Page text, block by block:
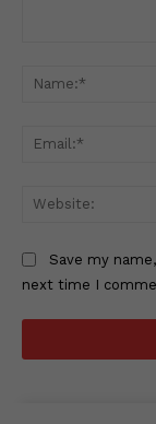
Save my
next time I